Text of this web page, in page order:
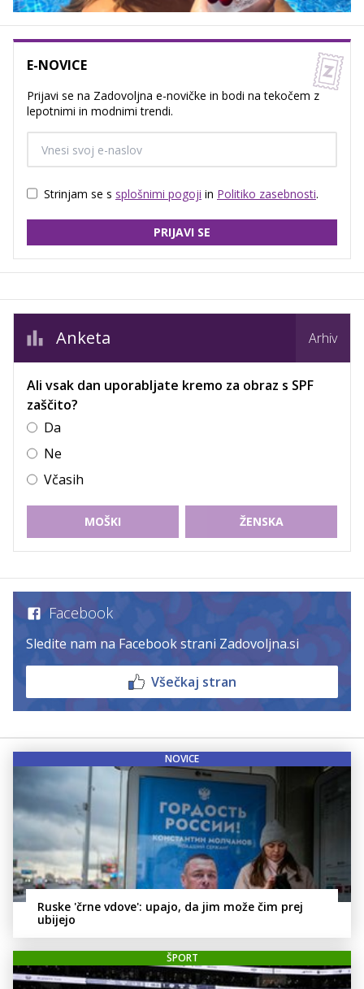
E-NOVICE
Prijavi se na Zadovoljna e-novičke in bodi na tekočem z
lepotnimi in modnimi trendi.
Strinjam se s splošnimi pogoji in Politiko zasebnosti.
PRIJAVI SE
Anketa Arhiv
Ali vsak dan uporabljate kremo za obraz s SPF
zaščito?
Da
Ne
Včasih
MOŠKI ŽENSKA
Facebook
Sledite nam na Facebook strani Zadovoljna.si
Všečkaj stran
NOVICE
Ruske 'črne vdove': upajo, da jim može čim prej
ubijejo
ŠPORT